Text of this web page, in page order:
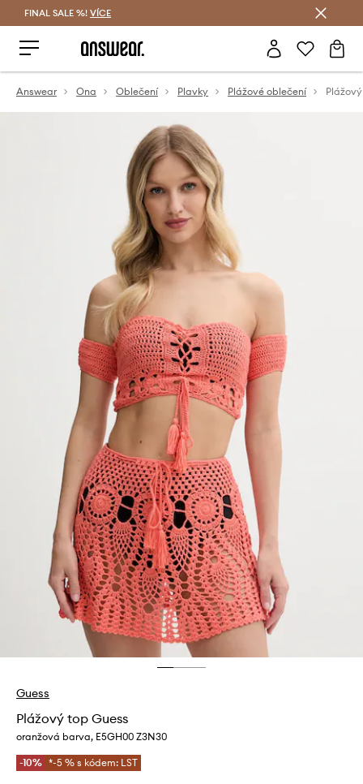
FINAL SALE %! VÍCE
Answear Ona Oblečení Plavky Plážové oblečení
Guess
Plážový top Guess
oranžová barva, E5GH00 Z3N30
-10% *-5 % s kódem: LST